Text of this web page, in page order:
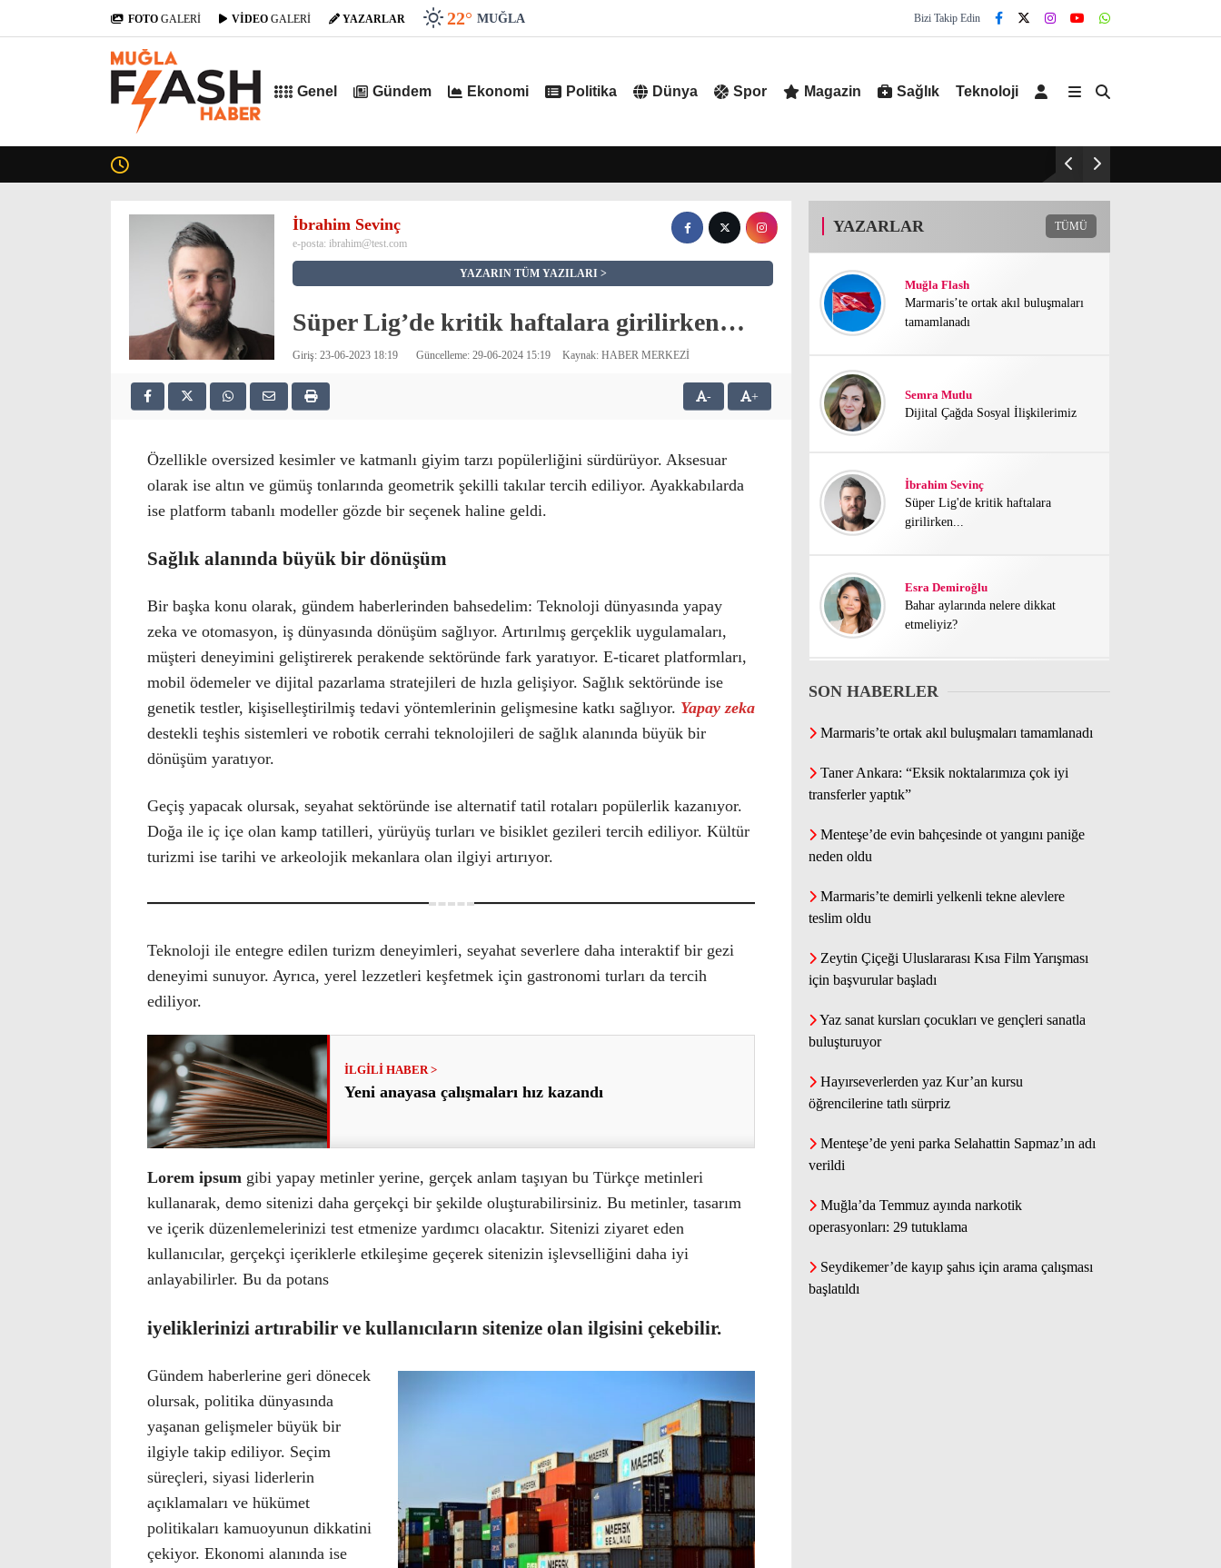
FOTO GALERİ VİDEO GALERİ YAZARLAR 22° MUĞLA Bizi Takip Edin
Genel Gündem Ekonomi Politika Dünya Spor Magazin Sağlık Teknoloji
İbrahim Sevinç
e-posta: ibrahim@test.com
YAZARIN TÜM YAZILARI
Süper Lig’de kritik haftalara girilirken…
Giriş: 23-06-2023 18:19 Güncelleme: 29-06-2024 15:19 Kaynak: HABER MERKEZİ
- +
Özellikle oversized kesimler ve katmanlı giyim tarzı popülerliğini sürdürüyor. Aksesuar
olarak ise altın ve gümüş tonlarında geometrik şekilli takılar tercih ediliyor. Ayakkabılarda
ise platform tabanlı modeller gözde bir seçenek haline geldi.
Sağlık alanında büyük bir dönüşüm
Bir başka konu olarak, gündem haberlerinden bahsedelim: Teknoloji dünyasında yapay
zeka ve otomasyon, iş dünyasında dönüşüm sağlıyor. Artırılmış gerçeklik uygulamaları,
müşteri deneyimini geliştirerek perakende sektöründe fark yaratıyor. E-ticaret platformları,
mobil ödemeler ve dijital pazarlama stratejileri de hızla gelişiyor. Sağlık sektöründe ise
genetik testler, kişiselleştirilmiş tedavi yöntemlerinin gelişmesine katkı sağlıyor. Yapay zeka
destekli teşhis sistemleri ve robotik cerrahi teknolojileri de sağlık alanında büyük bir
dönüşüm yaratıyor.
Geçiş yapacak olursak, seyahat sektöründe ise alternatif tatil rotaları popülerlik kazanıyor.
Doğa ile iç içe olan kamp tatilleri, yürüyüş turları ve bisiklet gezileri tercih ediliyor. Kültür
turizmi ise tarihi ve arkeolojik mekanlara olan ilgiyi artırıyor.
Teknoloji ile entegre edilen turizm deneyimleri, seyahat severlere daha interaktif bir gezi
deneyimi sunuyor. Ayrıca, yerel lezzetleri keşfetmek için gastronomi turları da tercih
ediliyor.
Yeni anayasa çalışmaları hız kazandı
Lorem ipsum gibi yapay metinler yerine, gerçek anlam taşıyan bu Türkçe metinleri
kullanarak, demo sitenizi daha gerçekçi bir şekilde oluşturabilirsiniz. Bu metinler, tasarım
ve içerik düzenlemelerinizi test etmenize yardımcı olacaktır. Sitenizi ziyaret eden
kullanıcılar, gerçekçi içeriklerle etkileşime geçerek sitenizin işlevselliğini daha iyi
anlayabilirler. Bu da potans
iyeliklerinizi artırabilir ve kullanıcıların sitenize olan ilgisini çekebilir.
Gündem haberlerine geri dönecek
olursak, politika dünyasında
yaşanan gelişmeler büyük bir
ilgiyle takip ediliyor. Seçim
süreçleri, siyasi liderlerin
açıklamaları ve hükümet
politikaları kamuoyunun dikkatini
çekiyor. Ekonomi alanında ise
YAZARLAR TÜMÜ
Muğla Flash
Marmaris’te ortak akıl buluşmaları
tamamlanadı
Semra Mutlu
Dijital Çağda Sosyal İlişkilerimiz
İbrahim Sevinç
Süper Lig'de kritik haftalara
girilirken...
Esra Demiroğlu
Bahar aylarında nelere dikkat
etmeliyiz?
Kayra Yazaroğulları
bilmiyor
Mustafa Türk
SON HABERLER
Marmaris’te ortak akıl buluşmaları tamamlanadı
Taner Ankara: “Eksik noktalarımıza çok iyi
transferler yaptık”
Menteşe’de evin bahçesinde ot yangını paniğe
neden oldu
Marmaris’te demirli yelkenli tekne alevlere
teslim oldu
Zeytin Çiçeği Uluslararası Kısa Film Yarışması
için başvurular başladı
Yaz sanat kursları çocukları ve gençleri sanatla
buluşturuyor
Hayırseverlerden yaz Kur’an kursu
öğrencilerine tatlı sürpriz
Menteşe’de yeni parka Selahattin Sapmaz’ın adı
verildi
Muğla’da Temmuz ayında narkotik
operasyonları: 29 tutuklama
Seydikemer’de kayıp şahıs için arama çalışması
başlatıldı